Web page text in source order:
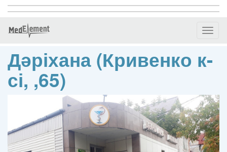
Дәріхана (Кривенко к-
сі, ,65)